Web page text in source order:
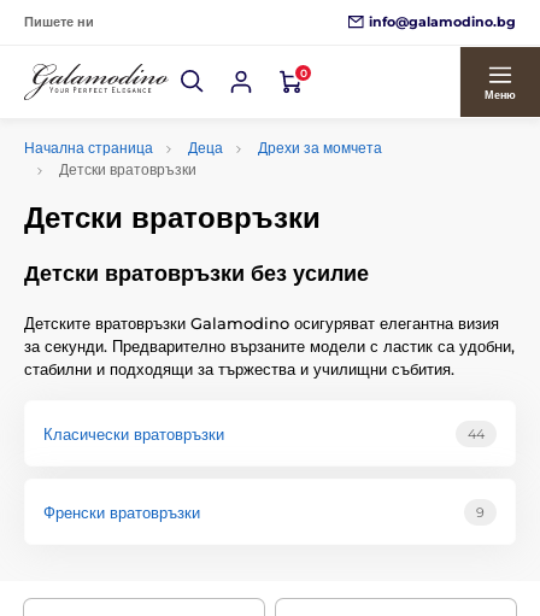
Пишете ни info@galamodino.bg
0
Меню
Начална страница Деца
Дрехи за момчета
Детски вратовръзки
Детски вратовръзки
Детски вратовръзки без усилие
Детските вратовръзки Galamodino осигуряват елегантна визия
за секунди. Предварително вързаните модели с ластик са удобни,
стабилни и подходящи за тържества и училищни събития.
Класически вратовръзки 44
Френски вратовръзки 9